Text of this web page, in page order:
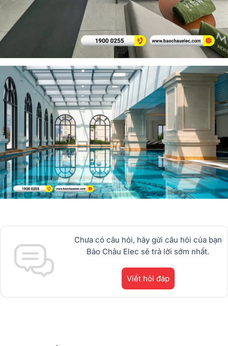
Chưa có câu hỏi, hãy gửi câu hỏi của bạn
Bảo Châu Elec sẽ trả lời sớm nhất.
Viết hỏi đáp